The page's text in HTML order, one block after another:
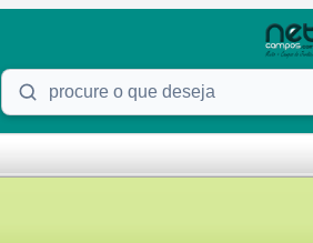
Procure o que deseja